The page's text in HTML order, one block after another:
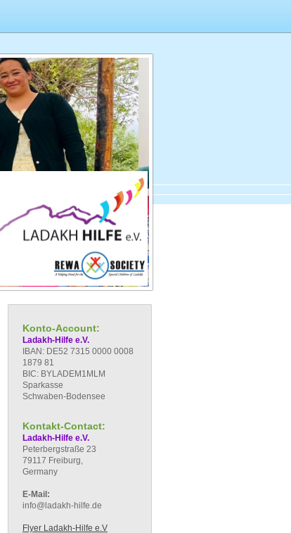
Konto-Account:
Ladakh-Hilfe e.V.
IBAN: DE52 7315 0000 0008
1879 81
BIC: BYLADEM1MLM
Sparkasse
Schwaben-Bodensee
Kontakt-Contact:
Ladakh-Hilfe e.V.
Peterbergstraße 23
79117 Freiburg,
Germany
E-Mail:
info@ladakh-hilfe.de
Flyer Ladakh-Hilfe e.V